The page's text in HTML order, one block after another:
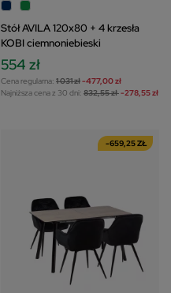
Stół AVILA 120x80 + 4 krzesła
KOBI ciemnoniebieski
554 zł
Cena regularna: 1 031 zł-477,00 zł
Najniższa cena z 30 dni: 832,55 zł-278,55 zł
-659,25 ZŁ